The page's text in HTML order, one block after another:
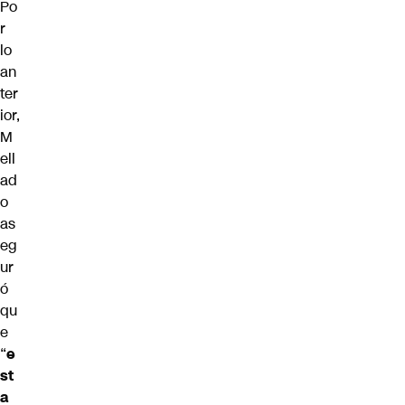
Po
r
lo
an
ter
ior,
M
ell
ad
o
as
eg
ur
ó
qu
e
“e
st
a